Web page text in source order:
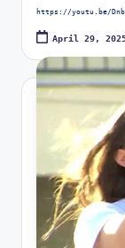
https://youtu.be/
April 29,